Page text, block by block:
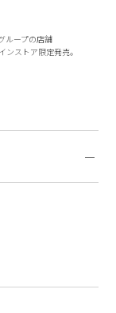
ループの店舗
ンストア限定発売。